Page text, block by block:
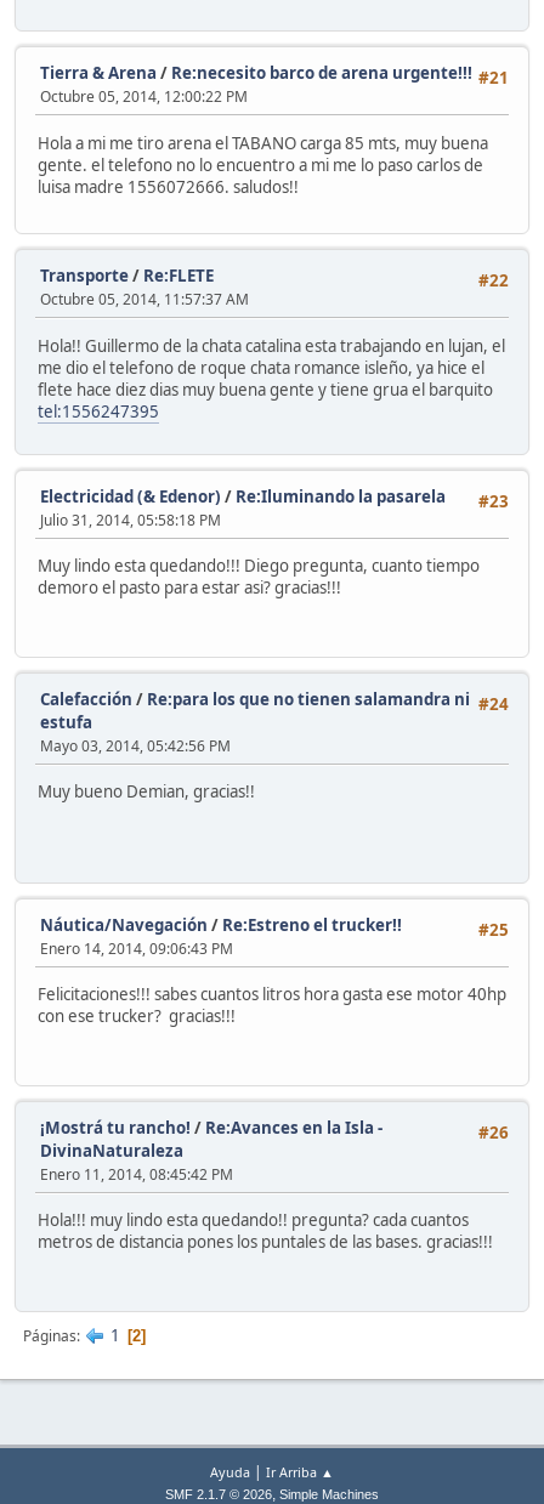
#21
Tierra & Arena / Re:necesito barco de arena urgente!!!
Octubre 05, 2014, 12:00:22 PM
Hola a mi me tiro arena el TABANO carga 85 mts, muy buena
gente. el telefono no lo encuentro a mi me lo paso carlos de
luisa madre 1556072666. saludos!!
#22
Transporte/ Re:FLETE
Octubre 05, 2014, 11:57:37 AM
Hola!! Guillermo de la chata catalina esta trabajando en lujan, el
me dio el telefono de roque chata romance isleño, ya hice el
flete hace diez dias muy buena gente y tiene grua el barquito
tel:1556247395
#23
Electricidad (& Edenor) / Re:Iluminando la pasarela
Julio 31, 2014, 05:58:18 PM
Muy lindo esta quedando!!! Diego pregunta, cuanto tiempo
demoro el pasto para estar asi? gracias!!!
#24
Calefacción / Re:para los que no tienen salamandra ni
estufa
Mayo 03, 2014, 05:42:56 PM
Muy bueno Demian, gracias!!
#25
Náutica/Navegación / Re:Estreno el trucker!!
Enero 14, 2014, 09:06:43 PM
Felicitaciones!!! sabes cuantos litros hora gasta ese motor 40hp
con ese trucker? gracias!!!
#26
¡Mostrá tu rancho! / Re:Avances en la Isla -
DivinaNaturaleza
Enero 11, 2014, 08:45:42 PM
Hola!!! muy lindo esta quedando!! pregunta? cada cuantos
metros de distancia pones los puntales de las bases. gracias!!!
Páginas 1 2
Ayuda | Ir Arriba ▲
SMF 2.1.7 © 2026, Simple Machines